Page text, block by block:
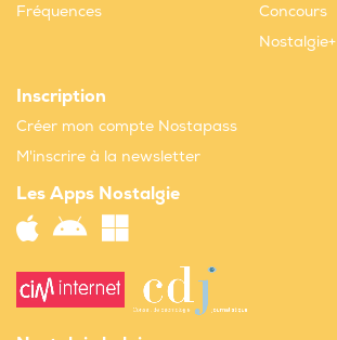
Fréquences
Concours
Nostalgie+
Inscription
Créer mon compte Nostapass
M'inscrire à la newsletter
Les Apps Nostalgie